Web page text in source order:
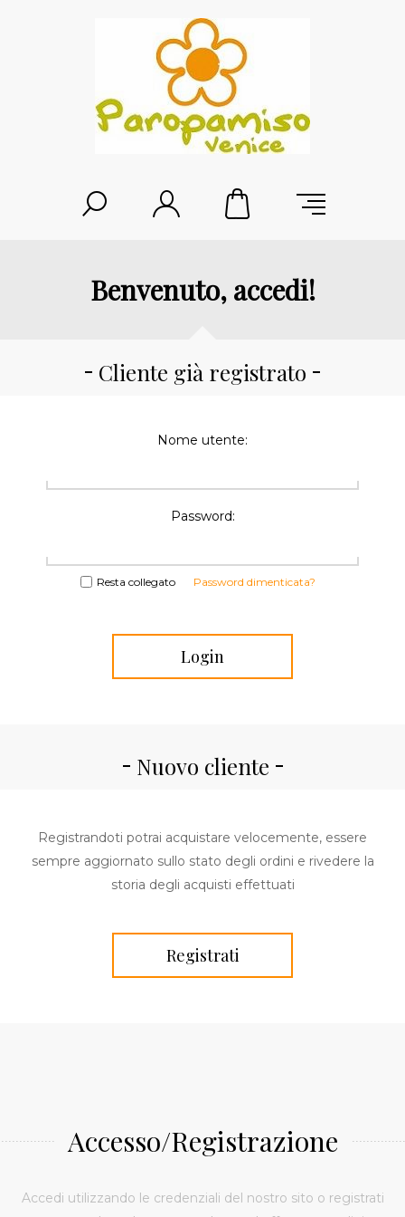
Benvenuto, accedi!
Cliente già registrato
Nome utente:
Password:
Resta collegato Password dimenticata?
Nuovo cliente
Registrandoti potrai acquistare velocemente, essere
sempre aggiornato sullo stato degli ordini e rivedere la
storia degli acquisti effettuati
Accesso/Registrazione
Accedi utilizzando le credenziali del nostro sito o registrati